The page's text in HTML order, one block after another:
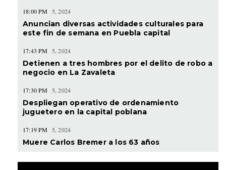
18:00 PM 5, 2024
Anuncian diversas actividades culturales para
este fin de semana en Puebla capital
17:43 PM 5, 2024
Detienen a tres hombres por el delito de robo a
negocio en La Zavaleta
17:30 PM 5, 2024
Despliegan operativo de ordenamiento
juguetero en la capital poblana
17:19 PM 5, 2024
Muere Carlos Bremer a los 63 años